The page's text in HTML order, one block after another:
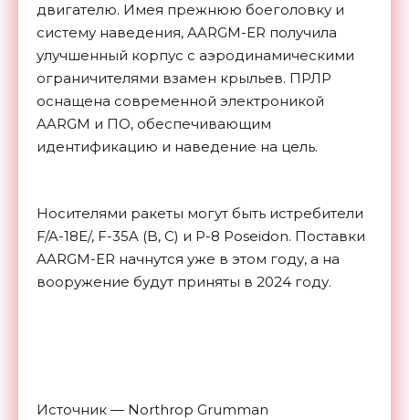
двигателю. Имея прежнюю боеголовку и
систему наведения, AARGM-ER получила
улучшенный корпус с аэродинамическими
ограничителями взамен крыльев. ПРЛР
оснащена современной электроникой
AARGM и ПО, обеспечивающим
идентификацию и наведение на цель.
Носителями ракеты могут быть истребители
F/A-18E/, F-35A (B, C) и P-8 Poseidon. Поставки
AARGM-ER начнутся уже в этом году, а на
вооружение будут приняты в 2024 году.
Источник — Northrop Grumman